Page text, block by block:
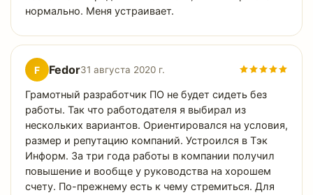
нормально. Меня устраивает.
F Fedor31 августа 2020 г.
Грамотный разработчик ПО не будет сидеть без
работы. Так что работодателя я выбирал из
нескольких вариантов. Ориентировался на условия,
размер и репутацию компаний. Устроился в Тэк
Информ. За три года работы в компании получил
повышение и вообще у руководства на хорошем
счету. По-прежнему есть к чему стремиться. Для